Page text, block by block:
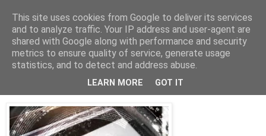
Arkitektur & Miljøteknologi
27 mai 2011
Biler i skyen og på nett
This site uses cookies from Google to deliver its services
and to analyze traffic. Your IP address and user-agent are
shared with Google along with performance and security
metrics to ensure quality of service, generate usage
statistics, and to detect and address abuse.
LEARN MORE GOT IT